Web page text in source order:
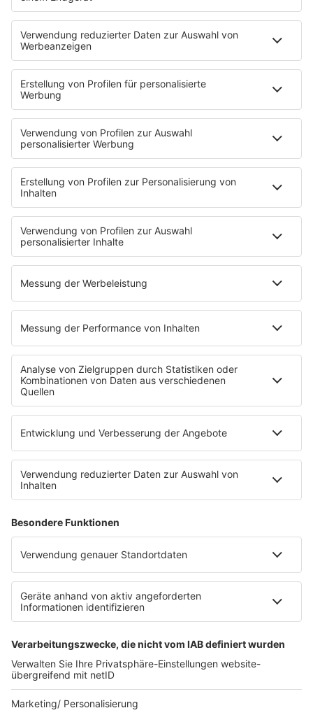
HOME
INFOS
Kontakt
Newsletter
Jobs & Praktika
Pressekontakt
Pressemeldungen
WERBUNG
Mediadaten und Preisliste
Ansprechpartner
RECHTLICHES
Impressum
Datenschutz
Datenschutzeinstellungen
Datenverarbeitung bei Gewinnspielen
Teilnahmebedingungen
Gewinnspielregeln Social Media
KI-Leitlinie
Die neuesten Updates für deinen